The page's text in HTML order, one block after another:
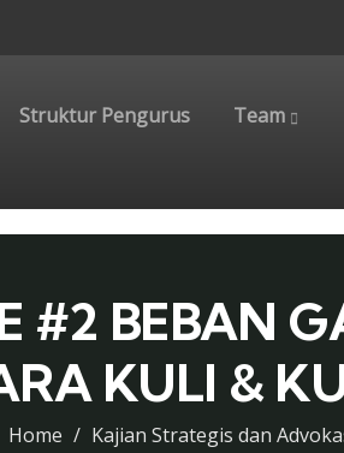
Struktur Pengurus Team
#2 BEBAN
KULI &
Home Kajian Strategis dan